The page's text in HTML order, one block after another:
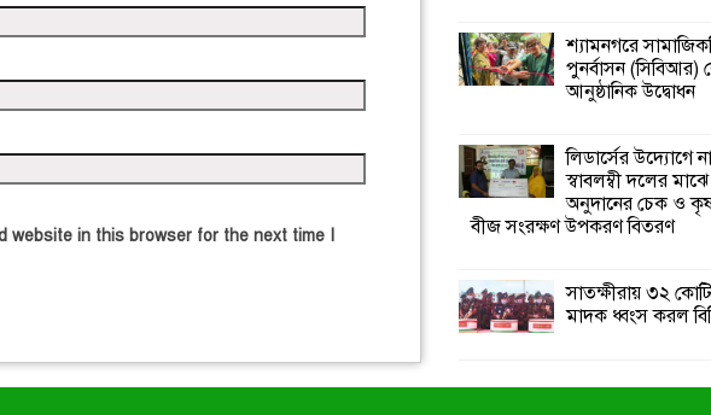
website in this browser for the next time I
শ্যামনগরে
পুনর্বাসন (সিবিআর)
আনুষ্ঠানিক উদ্বোধন
লিডার্সের উদ্যোগে
স্বাবলম্বী দলের মাঝে
অনুদানের চেক ও
বীজ সংরক্ষণ উপকরণ বিতরণ
সাতক্ষীরায় ৩২
মাদক ধ্বংস করল